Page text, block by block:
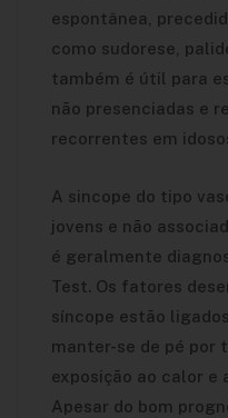
espontânea,
como sudorese,
também é útil para
não presenciadas e
recorrentes em
A sincope do tipo
jovens e não
é geralmente
Test. Os fatores
síncope estão
manter-se de pé por
exposição ao calor e
Apesar do bom